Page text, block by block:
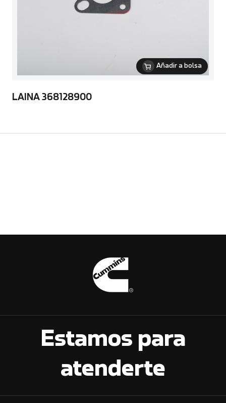
Añadir a bolsa
LAINA 368128900
Estamos para
atenderte